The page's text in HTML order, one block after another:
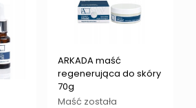
ARKADA maść
regenerująca do skóry
70g
Maść została